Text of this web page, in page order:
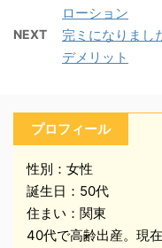
ローション
NEXT
完ミになりまし
デメリット
プロフィール
性別：女性
誕生日：50代
住まい：関東
40代で高齢出産。現